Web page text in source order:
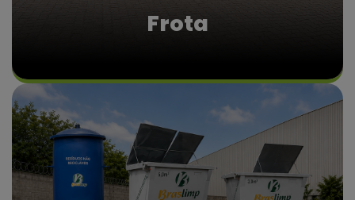
Frota